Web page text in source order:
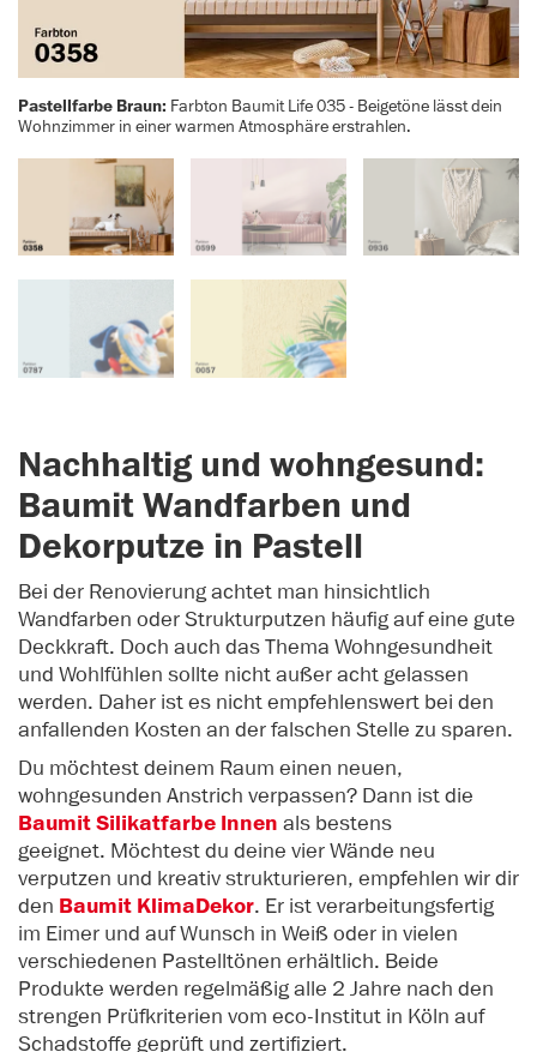
Pastellfarbe Braun: Farbton Baumit Life 035 - Beigetöne lässt dein
Wohnzimmer in einer warmen Atmosphäre erstrahlen.
Nachhaltig und wohngesund:
Baumit Wandfarben und
Dekorputze in Pastell
Bei der Renovierung achtet man hinsichtlich
Wandfarben oder Strukturputzen häufig auf eine gute
Deckkraft. Doch auch das Thema Wohngesundheit
und Wohlfühlen sollte nicht außer acht gelassen
werden. Daher ist es nicht empfehlenswert bei den
anfallenden Kosten an der falschen Stelle zu sparen.
Du möchtest deinem Raum einen neuen,
wohngesunden Anstrich verpassen? Dann ist die
Baumit Silikatfarbe Innen als bestens
geeignet. Möchtest du deine vier Wände neu
verputzen und kreativ strukturieren, empfehlen wir dir
den Baumit KlimaDekor. Er ist verarbeitungsfertig
im Eimer und auf Wunsch in Weiß oder in vielen
verschiedenen Pastelltönen erhältlich. Beide
Produkte werden regelmäßig alle 2 Jahre nach den
strengen Prüfkriterien vom eco-Institut in Köln auf
Schadstoffe geprüft und zertifiziert.